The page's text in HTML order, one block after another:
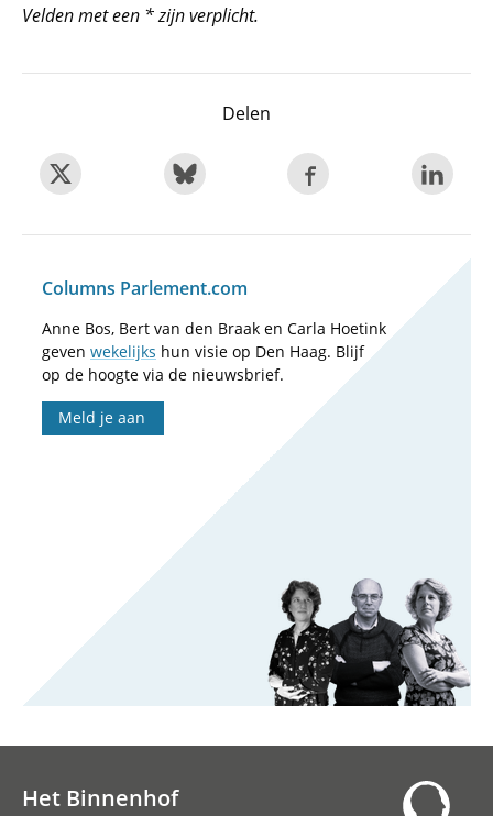
Velden met een * zijn verplicht.
Delen
Columns Parlement.com
Anne Bos, Bert van den Braak en Carla Hoetink
geven wekelijks hun visie op Den Haag. Blijf
op de hoogte via de nieuwsbrief.
Meld je aan
Het Binnenhof